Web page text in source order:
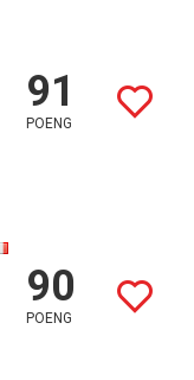
91
POENG
90
POENG